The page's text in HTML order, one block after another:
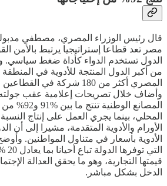
قال رئيس الوزراء المصري، مصطفي
مصر تعد قطاعا إستراتيجيا يرتبط بالأمن
الدول تستخدم الدواء كأداة ضغط
من أكبر الدول المنتجة للأدوية في
المصري أكثر من 180 شركة في
وأضاف خلال تصريحات إعلامية عقب
المصانع
المحلي، بينما يجري العمل على إنتاج النسبة
الأورام والأدوية المتقدمة، مشيرا إلى أن
الأدوية بأسعار في متناول المواطنين.
قيمتها التجارية، وهو ما يحقق العدالة
الدخل بشكل مباشر.